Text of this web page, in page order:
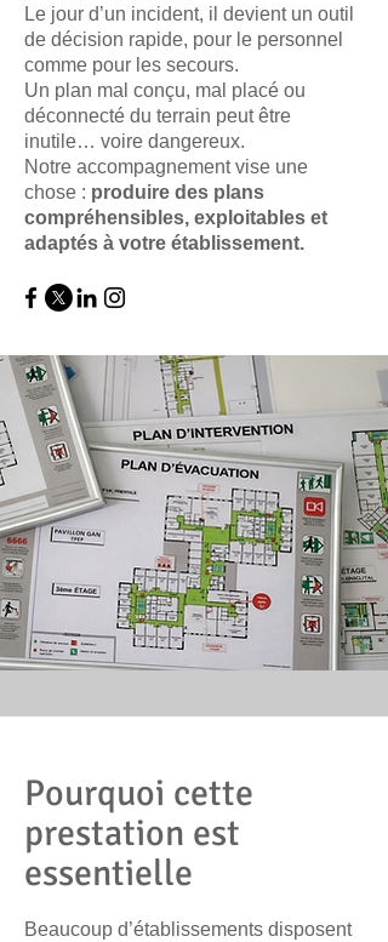
Le jour d’un incident, il devient un outil
de décision rapide, pour le personnel
comme pour les secours.
Un plan mal conçu, mal placé ou
déconnecté du terrain peut être
inutile… voire dangereux.
Notre accompagnement vise une
chose : produire des plans
compréhensibles, exploitables et
adaptés à votre établissement.
Pourquoi cette
prestation est
essentielle
Beaucoup d’établissements disposent